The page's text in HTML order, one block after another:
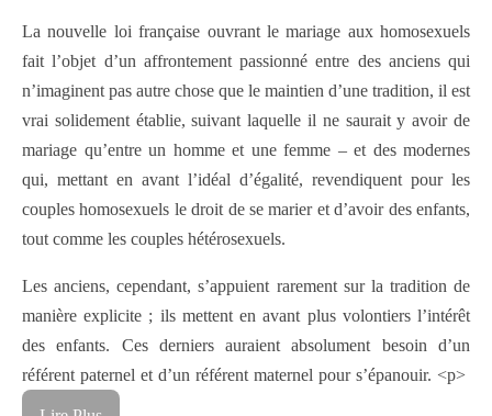
La nouvelle loi française ouvrant le mariage aux homosexuels
fait l’objet d’un affrontement passionné entre des anciens qui
n’imaginent pas autre chose que le maintien d’une tradition, il est
vrai solidement établie, suivant laquelle il ne saurait y avoir de
mariage qu’entre un homme et une femme – et des modernes
qui, mettant en avant l’idéal d’égalité, revendiquent pour les
couples homosexuels le droit de se marier et d’avoir des enfants,
tout comme les couples hétérosexuels.
Les anciens, cependant, s’appuient rarement sur la tradition de
manière explicite ; ils mettent en avant plus volontiers l’intérêt
des enfants. Ces derniers auraient absolument besoin d’un
référent paternel et d’un référent maternel pour s’épanouir. <p>